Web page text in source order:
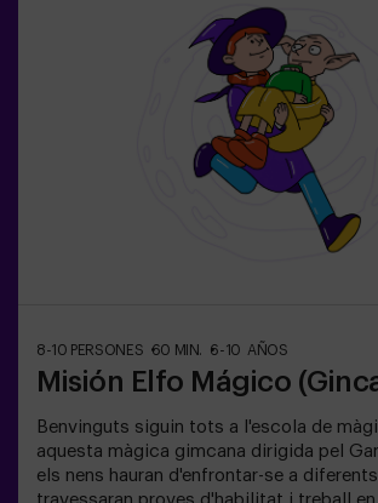
a nens ambientada en un entrenament de
Inclou un joc de làsers. L’activitat es fa
amb llums LED. Les gimcanes són una
físics en equip coordinats per un
8-10 PERSONES 60 MIN. 6-10 AÑOS
Misión Elfo Mágico
Benvinguts siguin tots a l'escola de
aquesta màgica gimcana dirigida pel
els nens hauran d'enfrontar-se a